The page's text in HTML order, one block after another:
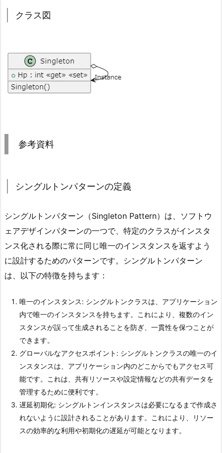
クラス図
参考資料
シングルトンパターンの定義
シングルトンパターン（Singleton Pattern）は、ソフトウ
ェアデザインパターンの一つで、特定のクラスがインスタ
ンス化される際に常に同じ唯一のインスタンスを返すよう
に設計するためのパターンです。シングルトンパターン
は、以下の特徴を持ちます：
唯一のインスタンス: シングルトンクラスは、アプリケーション
内で唯一のインスタンスを持ちます。これにより、複数のイン
スタンスが誤って生成されることを防ぎ、一貫性を保つことが
できます。
グローバルなアクセスポイント: シングルトンクラスの唯一のイ
ンスタンスは、アプリケーション内のどこからでもアクセス可
能です。これは、共有リソースや設定情報などの共有データを
管理するために便利です。
遅延初期化: シングルトンインスタンスは必要になるまで作成さ
れないように設計されることがあります。これにより、リソー
スの効率的な利用や初期化の遅延が可能となります。